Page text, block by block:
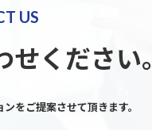
US
ください。
ンをご提案させて頂きます。